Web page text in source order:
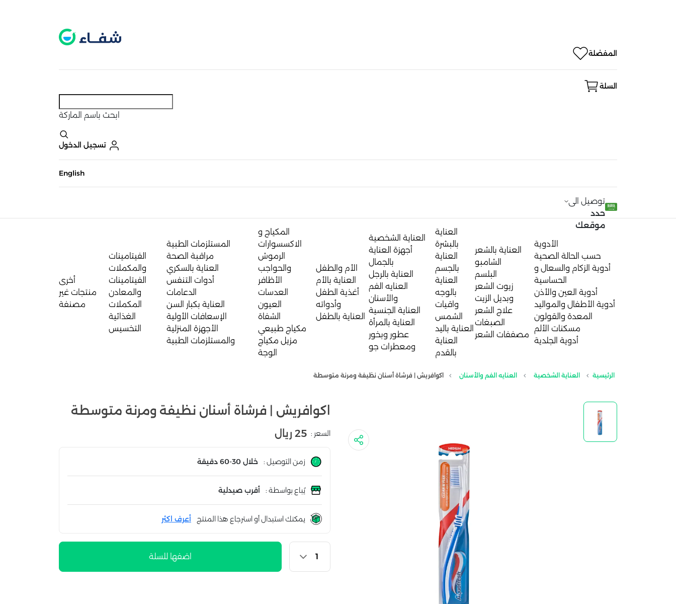
المفضلة
السلة
ابحث باسم الماركة
تسجيل الدخول
English
توصيل الى
حدد
موقعك
الأدوية
حسب الحالة الصحية
أدوية الزكام والسعال و
الحساسية
أدوية العين والأذن
أدوية الأطفال والمواليد
المعدة والقولون
مسكنات الألم
أدوية الجلدية
العناية بالشعر
الشامبو
البلسم
زيوت الشعر
وبديل الزيت
علاج الشعر
الصبغات
مصففات الشعر
العناية
بالبشرة
العناية
بالجسم
العناية
بالوجه
واقيات
الشمس
العناية باليد
العناية
بالقدم
العناية الشخصية
أجهزة العناية
بالجمال
العناية بالرجل
العنايه الفم
والأسنان
العناية الجنسية
العناية بالمرأة
عطور وبخور
ومعطرات جو
الأم والطفل
العناية بالأم
أغذية الطفل
وأدواته
العناية بالطفل
المكياج و
الاكسسوارات
الرموش
والحواجب
الأظافر
العدسات
العيون
الشفاة
مكياج طبيعي
مزيل مكياج
الوجة
المستلزمات الطبية
مراقبة الصحة
العناية بالسكري
أدوات التنفس
الدعامات
العناية بكبار السن
الإسعافات الأولية
الأجهزة المنزلية
والمستلزمات الطبية
الفيتامينات
والمكملات
الفيتامينات
والمعادن
المكملات
الغذائية
التخسيس
أخرى
منتجات غير
مصنفة
الرئيسية العناية الشخصية العنايه الفم والأسنان اكوافريش | فرشاة أسنان نظيفة ومرنة متوسطة
اكوافريش | فرشاة أسنان نظيفة ومرنة متوسطة
السعر : 25 ريال
زمن التوصيل : خلال 30-60 دقيقة
يُباع بواسطة : أقرب صيدلية
يمكنك استبدال أو استرجاع هذا المنتج أعرف اكثر
اضفها للسلة